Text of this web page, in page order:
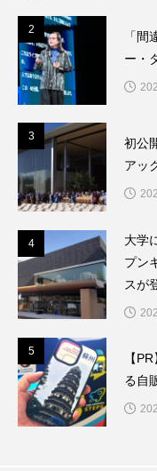
2
「
ー・
3
初公
アッ
4
大学
プン
スが
5
【
る自